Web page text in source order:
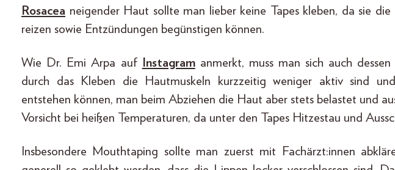
Rosacea neigender Haut sollte man lieber keine Tapes kleben, da sie
reizen sowie Entzündungen begünstigen können.
Wie Dr. Emi Arpa auf Instagramanmerkt, muss man sich auch dessen
durch das Kleben die Hautmuskeln kurzzeitig weniger aktiv sind
entstehen können, man beim Abziehen die Haut aber stets belastet und
Vorsicht bei heißen Temperaturen, da unter den Tapes Hitzestau und
Insbesondere Mouthtaping sollte man zuerst mit Fachärzt:innen